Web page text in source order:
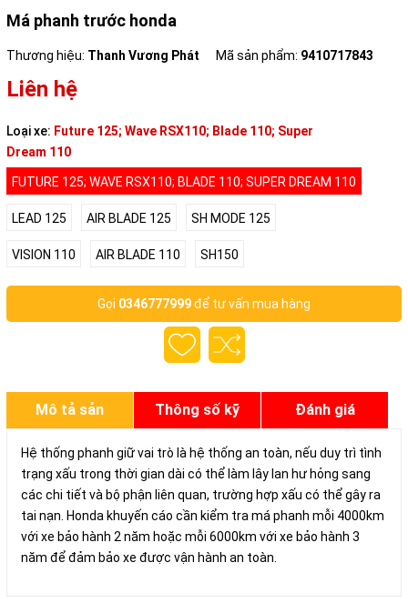
Má phanh trước honda
Thương hiệu: Thanh Vương Phát Mã sản phẩm: 9410717843
Liên hệ
Loại xe: Future 125; Wave RSX110; Blade 110; Super
Dream 110
FUTURE 125; WAVE RSX110; BLADE 110; SUPER DREAM 110
LEAD 125 AIR BLADE 125 SH MODE 125
VISION 110 AIR BLADE 110 SH150
Gọi 0346777999để tư vấn mua hàng
Mô tả sản
phẩm
Thông số kỹ
thuật
Đánh giá
Hệ thống phanh giữ vai trò là hệ thống an toàn, nếu duy trì tình
trạng xấu trong thời gian dài có thể làm lây lan hư hỏng sang
các chi tiết và bộ phận liên quan, trường hợp xấu có thể gây ra
tai nạn. Honda khuyến cáo cần kiểm tra má phanh mỗi 4000km
với xe bảo hành 2 năm hoặc mỗi 6000km với xe bảo hành 3
năm để đảm bảo xe được vận hành an toàn.